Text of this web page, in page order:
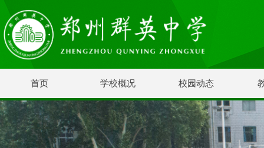
首页 学校概况 校园动态